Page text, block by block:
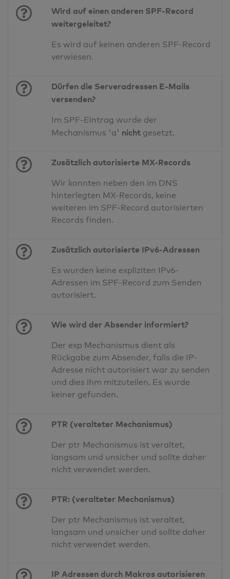
Wird auf einen anderen SPF-Record
weitergeleitet?
Es wird auf keinen anderen SPF-Record
verwiesen.
Dürfen die Serveradressen E-Mails
versenden?
Im SPF-Eintrag wurde der
Mechanismus 'a' nicht gesetzt.
Zusätzlich autorisierte MX-Records
Wir konnten neben den im DNS
hinterlegten MX-Records, keine
weiteren im SPF-Record autorisierten
Records finden.
Zusätzlich autorisierte IPv6-Adressen
Es wurden keine expliziten IPv6-
Adressen im SPF-Record zum Senden
autorisiert.
Wie wird der Absender informiert?
Der exp Mechanismus dient als
Rückgabe zum Absender, falls die IP-
Adresse nicht autorisiert war zu senden
und dies ihm mitzuteilen. Es wurde
keiner gefunden.
PTR (veralteter Mechanismus)
Der ptr Mechanismus ist veraltet,
langsam und unsicher und sollte daher
nicht verwendet werden.
PTR: (veralteter Mechanismus)
Der ptr Mechanismus ist veraltet,
langsam und unsicher und sollte daher
nicht verwendet werden.
IP Adressen durch Makros autorisieren